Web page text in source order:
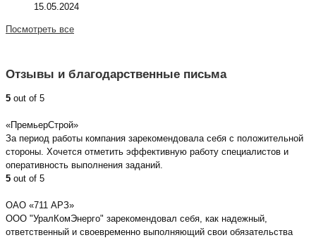
15.05.2024
Посмотреть все
Отзывы и благодарственные письма
5 out of 5
«ПремьерСтрой»
За период работы компания зарекомендовала себя с положительной
стороны. Хочется отметить эффективную работу специалистов и
оперативность выполнения заданий.
5 out of 5
ОАО «711 АРЗ»
ООО "УралКомЭнерго" зарекомендовал себя, как надежный,
ответственный и своевременно выполняющий свои обязательства